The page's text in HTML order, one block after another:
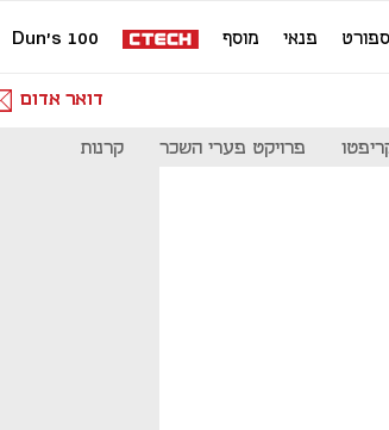
ספורט פנאי מוסף Dun's 100
דואר אדום
פרויקט פערי השכר קרנות